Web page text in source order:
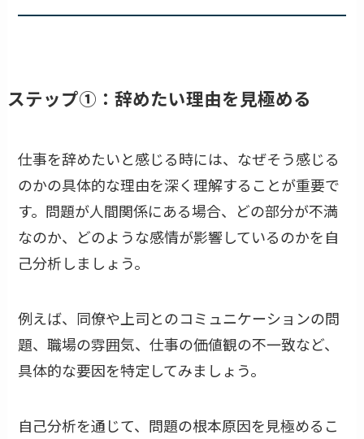
ステップ①：辞めたい理由を見極める
仕事を辞めたいと感じる時には、なぜそう感じる
のかの具体的な理由を深く理解することが重要で
す。問題が人間関係にある場合、どの部分が不満
なのか、どのような感情が影響しているのかを自
己分析しましょう。
例えば、同僚や上司とのコミュニケーションの問
題、職場の雰囲気、仕事の価値観の不一致など、
具体的な要因を特定してみましょう。
自己分析を通じて、問題の根本原因を見極めるこ